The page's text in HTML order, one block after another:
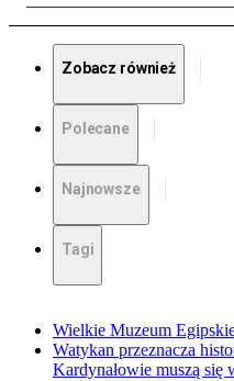
Zobacz również
Polecane
Najnowsze
Tagi
Wielkie Muzeum
Watykan przeznacza
Kardynałowie muszą się